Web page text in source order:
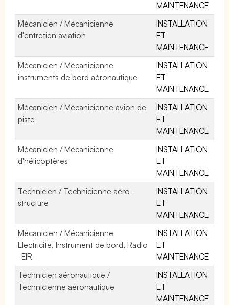
MAINTENANCE
Mécanicien / Mécanicienne
d'entretien aviation
INSTALLATION
ET
MAINTENANCE
Mécanicien / Mécanicienne
instruments de bord aéronautique
INSTALLATION
ET
MAINTENANCE
Mécanicien / Mécanicienne avion de
piste
INSTALLATION
ET
MAINTENANCE
Mécanicien / Mécanicienne
d'hélicoptères
INSTALLATION
ET
MAINTENANCE
Technicien / Technicienne aéro-
structure
INSTALLATION
ET
MAINTENANCE
Mécanicien / Mécanicienne
Electricité, Instrument de bord, Radio
-EIR-
INSTALLATION
ET
MAINTENANCE
Technicien aéronautique /
Technicienne aéronautique
INSTALLATION
ET
MAINTENANCE